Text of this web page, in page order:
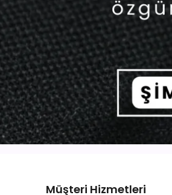
Müşteri Hizmetleri